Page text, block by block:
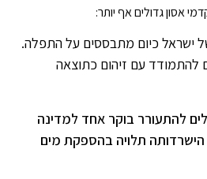
אסון גדולים אף יותר:
ישראל כיום מתבססים על התפלה.
להתמודד עם זיהום כתוצאה
להתעורר בוקר אחד למדינה
תלויה בהספקת מים